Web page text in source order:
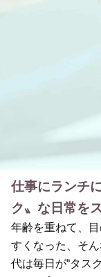
仕事にランチ
ク〟な日常を
年齢を重ねて、
すくなった、そ
代は毎日が“タス